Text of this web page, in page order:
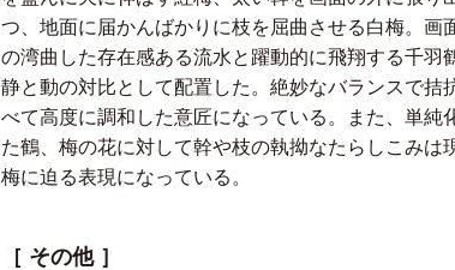
つ、地面に届かんばかりに枝を屈曲させる白梅。画
の湾曲した存在感ある流水と躍動的に飛翔する千羽
静と動の対比として配置した。絶妙なバランスで拮
べて高度に調和した意匠になっている。また、単純
た鶴、梅の花に対して幹や枝の執拗なたらしこみは
梅に迫る表現になっている。
［ その他 ］